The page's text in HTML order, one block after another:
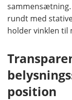
sammensætning.
rundt med
holder vinklen til
position